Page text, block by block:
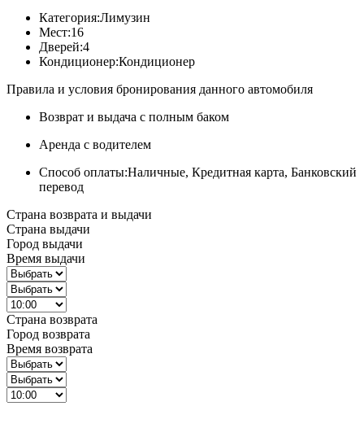
Категория:Лимузин
Мест:16
Дверей:4
Кондиционер:Кондиционер
Правила и условия бронирования данного автомобиля
Возврат и выдача с полным баком
Аренда с водителем
Способ оплаты:Наличные, Кредитная карта, Банковский
перевод
Страна возврата и выдачи
Страна выдачи
Город выдачи
Время выдачи
Страна возврата
Город возврата
Время возврата